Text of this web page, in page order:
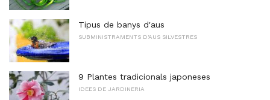
Tipus de banys d'aus
SUBMINISTRAMENTS D'AUS SILVESTRES
9 Plantes tradicionals japoneses
IDEES DE JARDINERIA